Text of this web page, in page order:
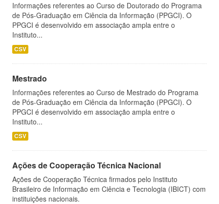
Informações referentes ao Curso de Doutorado do Programa
de Pós-Graduação em Ciência da Informação (PPGCI). O
PPGCI é desenvolvido em associação ampla entre o
Instituto...
CSV
Mestrado
Informações referentes ao Curso de Mestrado do Programa
de Pós-Graduação em Ciência da Informação (PPGCI). O
PPGCI é desenvolvido em associação ampla entre o
Instituto...
CSV
Ações de Cooperação Técnica Nacional
Ações de Cooperação Técnica firmados pelo Instituto
Brasileiro de Informação em Ciência e Tecnologia (IBICT) com
instituições nacionais.